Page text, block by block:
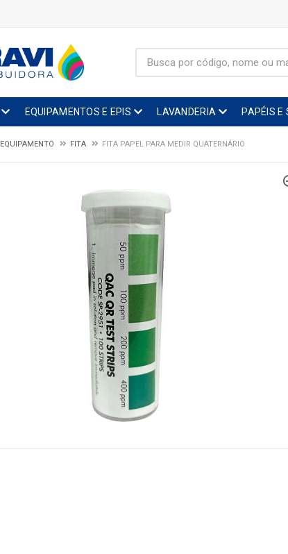
EQUIPAMENTOS E EPIS LAVANDERIA PAPÉIS E
EQUIPAMENTO FITA FITA PAPEL PARA MEDIR QUATERNÁRIO